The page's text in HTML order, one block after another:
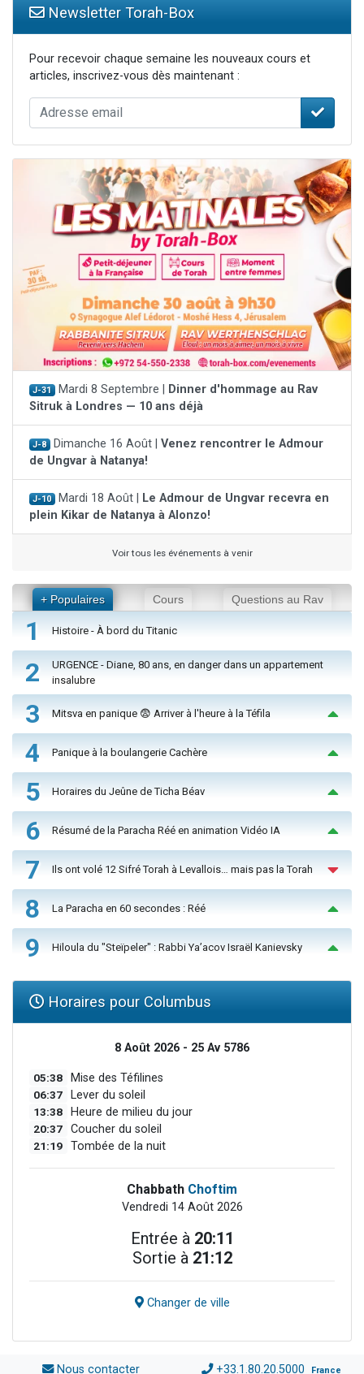
Newsletter Torah-Box
Pour recevoir chaque semaine les nouveaux cours et
articles, inscrivez-vous dès maintenant :
J-31 Mardi 8 Septembre |
Dinner d'hommage au Rav
Sitruk à Londres — 10 ans déjà
J-8 Dimanche 16 Août | Venez rencontrer le Admour
de Ungvar à Natanya!
J-10 Mardi 18 Août |
Le Admour de Ungvar recevra en
plein Kikar de Natanya à Alonzo!
Voir tous les événements à venir
+ Populaires Cours Questions au Rav
1 Histoire - À bord du Titanic
2
URGENCE - Diane, 80 ans, en danger dans un appartement
insalubre
3 Mitsva en panique 😨 Arriver à l'heure à la Téfila
4 Panique à la boulangerie Cachère
5 Horaires du Jeûne de Ticha Béav
6 Résumé de la Paracha Réé en animation Vidéo IA
7 Ils ont volé 12 Sifré Torah à Levallois… mais pas la Torah
8 La Paracha en 60 secondes : Réé
9 Hiloula du "Steïpeler" : Rabbi Ya’acov Israël Kanievsky
Horaires pour Columbus
8 Août 2026 - 25 Av 5786
05:38 Mise des Téfilines
06:37 Lever du soleil
13:38 Heure de milieu du jour
20:37 Coucher du soleil
21:19 Tombée de la nuit
Chabbath Choftim
Vendredi 14 Août 2026
Entrée à 20:11
Sortie à 21:12
Changer de ville
Nous contacter +33.1.80.20.5000 France